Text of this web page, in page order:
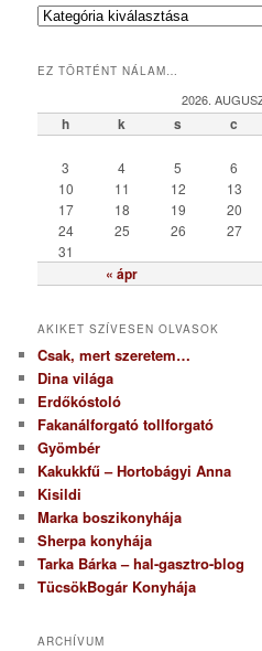
K
e
ó
r
EZ TÖRTÉNT NÁLAM…
2026.
h k s c
« ápr
3
4 5 6
10
11 12 13
17
18 19 20
24
25 26 27
31
AKIKET SZÍVESEN OLVASOK
Csak, mert szeretem…
Dina világa
Erdőkóstoló
Fakanálforgató tollforgató
Gyömbér
Kakukkfű – Hortobágyi Anna
Kisildi
Marka boszikonyhája
Sherpa konyhája
Tarka Bárka – hal-gasztro-blog
TücsökBogár Konyhája
ARCHÍVUM